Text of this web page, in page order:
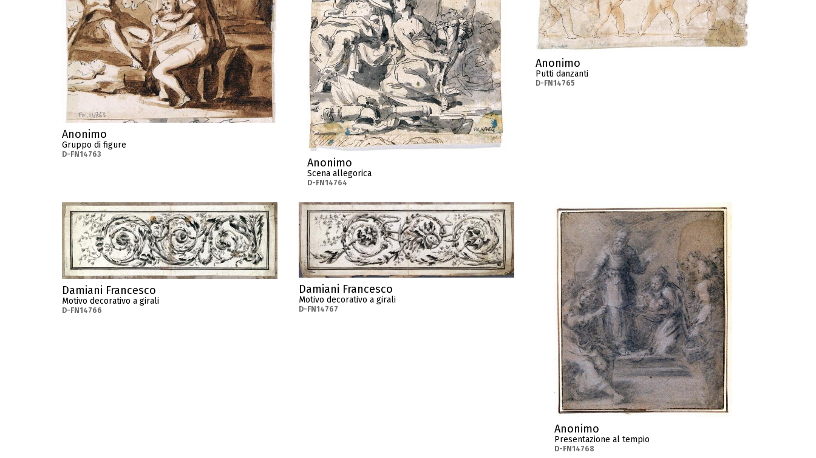
Anonimo
Gruppo di figure
D-FN14763
Anonimo
Scena allegorica
D-FN14764
Anonimo
Putti danzanti
D-FN14765
Damiani Francesco
Motivo decorativo a girali
D-FN14766
Damiani Francesco
Motivo decorativo a girali
D-FN14767
Anonimo
Presentazione al tempio
D-FN14768